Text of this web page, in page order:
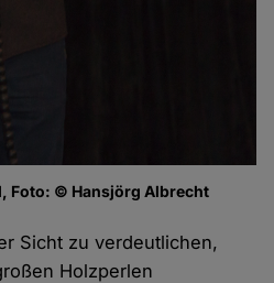
Foto: © Hansjörg Albrecht
Sicht zu verdeutlichen,
Holzperlen